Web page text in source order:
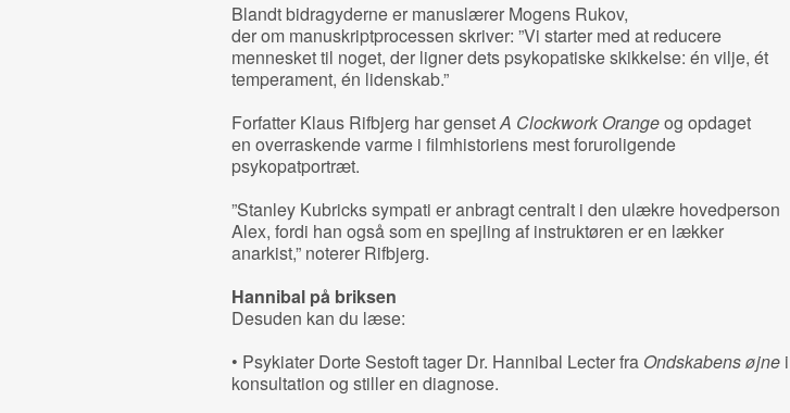
Blandt bidragyderne er manuslærer Mogens Rukov,
der om manuskriptprocessen skriver: ”Vi starter med at reducere
mennesket til noget, der ligner dets psykopatiske skikkelse: én vilje, ét
temperament, én lidenskab.”
Forfatter Klaus Rifbjerg har gensetA Clockwork Orangeog opdaget
en overraskende varme i filmhistoriens mest foruroligende
psykopatportræt.
”Stanley Kubricks sympati er anbragt centralt i den ulækre hovedperson
Alex, fordi han også som en spejling af instruktøren er en lækker
anarkist,” noterer Rifbjerg.
Hannibal på briksen
Desuden kan du læse:
• Psykiater Dorte Sestoft tager Dr. Hannibal Lecter fra Ondskabens øjnei
konsultation og stiller en diagnose.